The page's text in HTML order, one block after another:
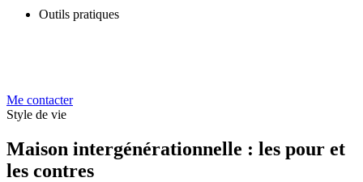
Outils pratiques
Me contacter
Style de vie
Maison intergénérationnelle : les pour et
les contres